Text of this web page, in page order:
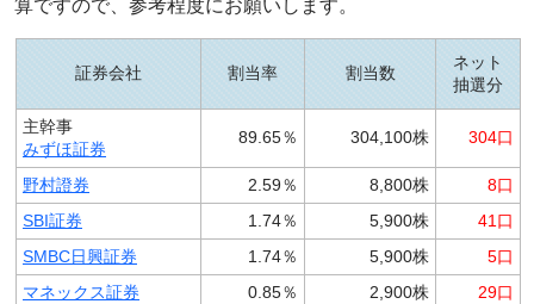
算ですので、参考程度にお願いします。
証券会社 割当率 割当数
ネット
抽選分
主幹事
みずほ証券
89.65％ 304,100株 304口
野村證券 2.59％ 8,800株
8口
SBI証券
1.74％ 5,900株
41口
SMBC日興証券
1.74％ 5,900株
5口
マネックス証券
0.85％ 2,900株
29口